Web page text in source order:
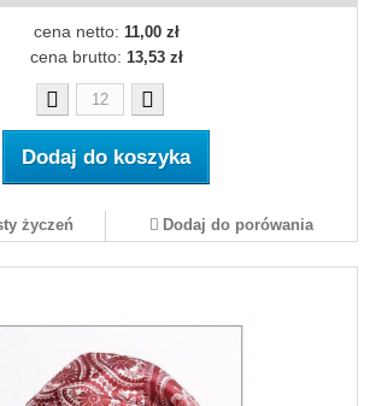
cena netto: 11,00 zł
cena brutto: 13,53 zł
Dodaj do koszyka
życzeń Dodaj do porówania